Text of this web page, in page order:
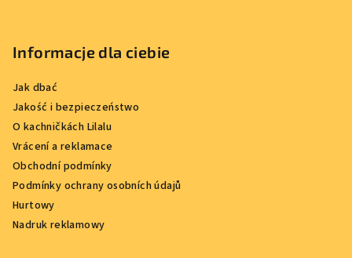
Informacje dla ciebie
Jak dbać
Jakość i bezpieczeństwo
O kachničkách Lilalu
Vrácení a reklamace
Obchodní podmínky
Podmínky ochrany osobních údajů
Hurtowy
Nadruk reklamowy